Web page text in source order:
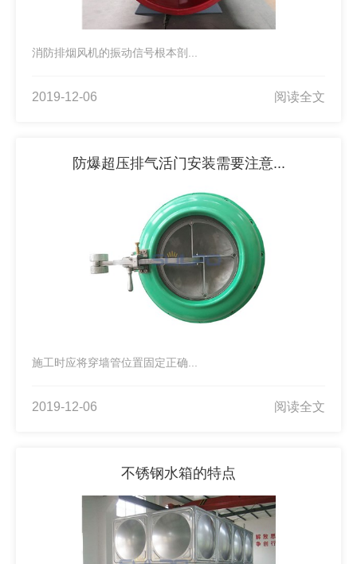
消防排烟风机的振动信号根本剖...
2019-12-06 阅读全文
防爆超压排气活门安装需要注意...
施工时应将穿墙管位置固定正确...
2019-12-06 阅读全文
不锈钢水箱的特点